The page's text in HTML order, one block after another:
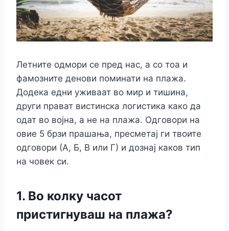
Летните одмори се пред нас, а со тоа и
фамозните денови поминати на плажа.
Додека едни уживаат во мир и тишина,
други прават вистинска логистика како да
одат во војна, а не на плажа. Одговори на
овие 5 брзи прашања, пресметај ги твоите
одговори (А, Б, В или Г) и дознај кaков тип
на човек си.
1. Во колку часот
пристигнуваш на плажа?